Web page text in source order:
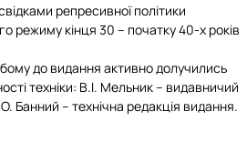
репресивної політики
режиму кінця 30 – початку 40-х років
до видання активно долучились
техніки: В.І. Мельник – видавничий
Банний – технічна редакція видання.